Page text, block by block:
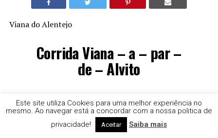
Viana do Alentejo
Corrida Viana – a – par –
de – Alvito
A 5ª edição da prova que liga os concelhos de Alvito e de
Viana do Alentejo e que está agendada para dia 14 de
janeiro, está dividida em vários escalões e destina-se a
todos os atletas federados e não federados, em
Este site utiliza Cookies para uma melhor experiência no
mesmo. Ao navegar está a concordar com a nossa politica de
privacidade!
Aceitar Saiba mais